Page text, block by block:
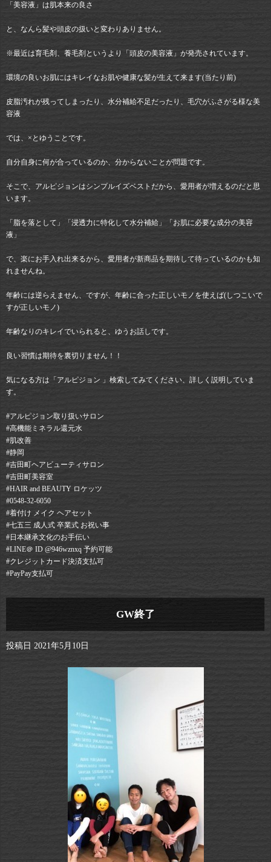
「美容液」は肌本来の良さ
と、なんら髪や頭皮の扱いと変わりありません。
※最近は育毛剤、養毛剤というより「頭皮の美容液」が発売されています。
環境の良いお肌にはキレイなお肌や健康な髪が生えて来ます(当たり前)
皮脂汚れが残ってしまったり、水分補給不足だったり、毛穴がふさがる様な美
容液
では、×とゆうことです。
自分自身に何が合っているのか、分からないことが問題です。
そこで、アルピジョンはシンプルイズベストだから、愛用者が増えるのだと思
います。
「脂を落として」「浸透力に特化して水分補給」「お肌に必要な成分の美容
液」
で、楽にお手入れ出来るから、愛用者が新商品を期待して待っているのかも知
れませんね。
年齢には逆らえません、ですが、年齢に合った正しいモノを使えば(しつこいで
すが正しいモノ)
年齢なりのキレイでいられると、ゆうお話しです。
良い習慣は期待を裏切りません！！
気になる方は「アルピジョン 」検索してみてください、詳しく説明していま
す。
#アルピジョン取り扱いサロン
#高機能ミネラル還元水
#肌改善
#静岡⠀
#吉田町ヘアビューティサロン⠀
#吉田町美容室⠀
#HAIR and BEAUTY ロケッツ⠀
#0548-32-6050⠀
#着付け メイク ヘアセット⠀
#七五三 成人式 卒業式 お祝い事⠀
#日本継承文化のお手伝い⠀
#LINE＠ ID @946wznxq 予約可能⠀
#クレジットカード決済支払可⠀
#PayPay支払可
GW終了
投稿日 2021年5月10日